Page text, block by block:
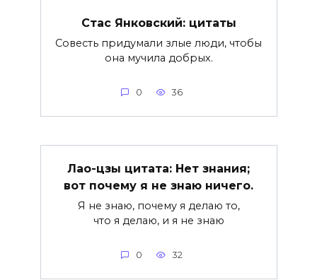
Стас Янковский: цитаты
Совесть придумали злые люди, чтобы
она мучила добрых.
0 36
Лао-цзы цитата: Нет знания;
вот почему я не знаю ничего.
Я не знаю, почему я делаю то,
что я делаю, и я не знаю
0 32